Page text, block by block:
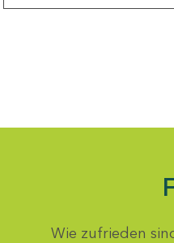
Wie zufrieden